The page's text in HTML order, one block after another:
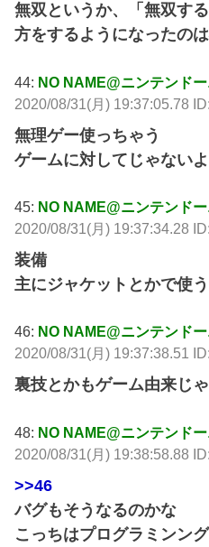
無双というか、「無双す
方をするようになったの
44: NO NAME@ニンテンド
2020/08/31(月) 19:37:05.78
無理ゲー使っちゃう
ゲームに対してじゃないよ
45: NO NAME@ニンテンド
2020/08/31(月) 19:37:34.28
装備
主にジャケットとかで使
46: NO NAME@ニンテンド
2020/08/31(月) 19:37:38.51
裏技とかもゲーム由来じ
48: NO NAME@ニンテンド
2020/08/31(月) 19:38:58.88
>>46
バグもそうなるのかな
こっちはプログラミンン